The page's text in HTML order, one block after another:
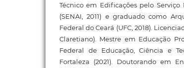
Técnico em Edificações pelo
(SENAI, 2011) e graduado como
Federal do Ceará (UFC, 2018).
Claretiano). Mestre em Educação
Federal de Educação, Ciência e
Fortaleza (2021). Doutorando em